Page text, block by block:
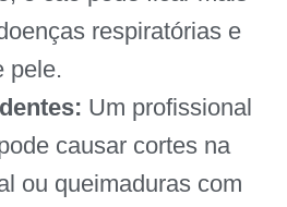
respiratórias e
pele.
Um profissional
causar cortes na
ou queimaduras com